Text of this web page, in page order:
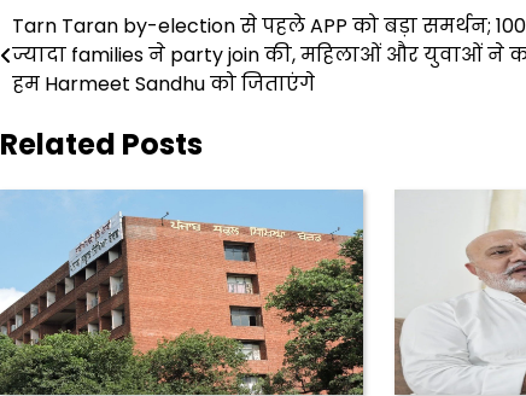
Post
navigation
Tarn Taran by-election से पहले APP को बड़ा समर्थन;
ज्यादा families ने party join की, महिलाओं और युवाओं ने
हम Harmeet Sandhu को जिताएंगे
Related Posts